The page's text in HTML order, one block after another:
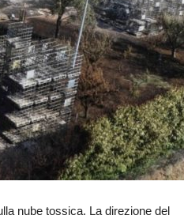
nube tossica. La direzione del